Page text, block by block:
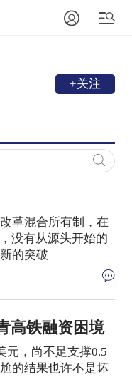
+关注
革混合所有制，在
没有从源头开始的
的突破
高铁融资困境
元，尚不足支撑0.5
的结果也许不是坏